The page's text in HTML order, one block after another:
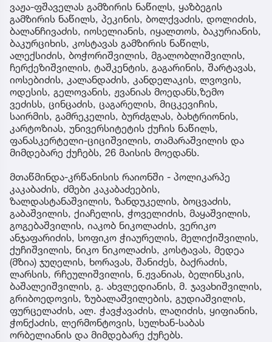
ვაჟა-ფშაველას გამზირის ნაწილს, ყაზბეგის
გამზირის ნაწილს, პეკინის, ბოლქვაძის, დოლიძის,
ბალანჩივაძის, იოსელიანის, იყალთოს, ბაკურიანის,
ბაკურციხის, კოსტავას გამზირის ნაწილს,
ალექსიძის, ბოჭორიშვილის, მგალობლიშვილის,
ჩერქეზიშვილის, ტაშკენტის, გაგარინის, შარტავას,
იოსებიძის, კალანდაძის, კანდელაკის, ლვოვის,
ოდესის, გელოვანის, ჟვანიას მოედანს,ზემო
ვეძისს, ცინცაძის, ცაგარელის, მიცკევიჩის,
საირმის, გამრეკელის, ბურძგლას, ბახტრიონის,
კარტოზიას, უნივერსიტეტის ქუჩის ნაწილს,
ფანასკერტელი-ციციშვილის, თამარაშვილის და
მიმდებარე ქუჩებს, 26 მაისის მოედანს.
მთაწმინდა-კრწანისის რაიონში - პოლიკარპე
კაკაბაძის, ძმები კაკაბაძეების,
ზალდასტანაშვილის, ზანდუკელის, ბოცვაძის,
გაბაშვილის, ქიაჩელის, ჭოველიძის, მაყაშვილის,
გოგებაშვილის, იაკობ ნიკოლაძის, ვერიკო
ანჯაფარიძის, სოფიკო ჭიაურელის, მელიქიშვილის,
ქუჩიშვილის, ნიკო ნიკოლაძის, კოსტავას, მედეა
(მზია) ჯუღელის, ხორავას, შანიძეს, ბაქრაძის,
ლარსის, რჩეულიშვილის, ნ.ჟვანიას, ბელინსკის,
ბაშალეიშვილის, გ. ახვლედიანის, მ. ჯავახიშვილის,
გრიბოედოვის, ზუბალაშვილების, გუდიაშვილის,
ფურცელაძის, ალ. ჭავჭავაძის, ლაღიძის, ყიფიანის,
ჭონქაძის, ლერმონტოვის, სულხან-საბას
ორბელიანის და მიმდებარე ქუჩებს.